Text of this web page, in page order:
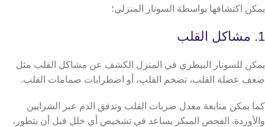
يمكن اكتشافها بواسطة السونار المنزلي؛
1. مشاكل القلب
يمكن للسونار البيطري في المنزل الكشف عن مشاكل القلب مثل
ضعف عضلة القلب، تضخم القلب، أو اضطرابات صمامات القلب.
كما يمكن متابعة معدل ضربات القلب وتدفق الدم عبر الشرايين
والأوردة. الفحص المبكر يساعد في تشخيص أي خلل قبل أن يتطور،